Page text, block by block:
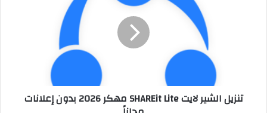
تنزيل الشير لايت SHAREit Lite مهكر 2026 بدون إعلانات